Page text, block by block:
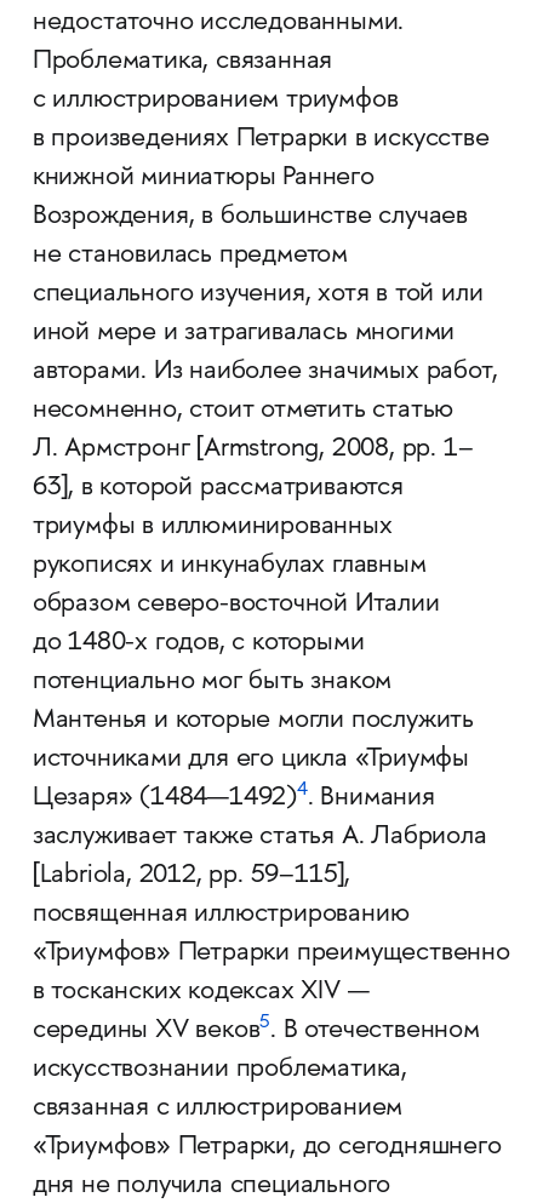
недостаточно исследованными.
Проблематика, связанная
с иллюстрированием триумфов
в произведениях Петрарки в искусстве
книжной миниатюры Раннего
Возрождения, в большинстве случаев
не становилась предметом
специального изучения, хотя в той или
иной мере и затрагивалась многими
авторами. Из наиболее значимых работ,
несомненно, стоит отметить статью
Л. Армстронг [Armstrong, 2008, pp. 1–
63], в которой рассматриваются
триумфы в иллюминированных
рукописях и инкунабулах главным
образом северо-восточной Италии
до 1480-х годов, с которыми
потенциально мог быть знаком
Мантенья и которые могли послужить
источниками для его цикла «Триумфы
Цезаря» (1484—1492)4. Внимания
заслуживает также статья А. Лабриола
[Labriola, 2012, pp. 59–115],
посвященная иллюстрированию
«Триумфов» Петрарки преимущественно
в тосканских кодексах XIV —
середины XV веков5. В отечественном
искусствознании проблематика,
связанная с иллюстрированием
«Триумфов» Петрарки, до сегодняшнего
дня не получила специального